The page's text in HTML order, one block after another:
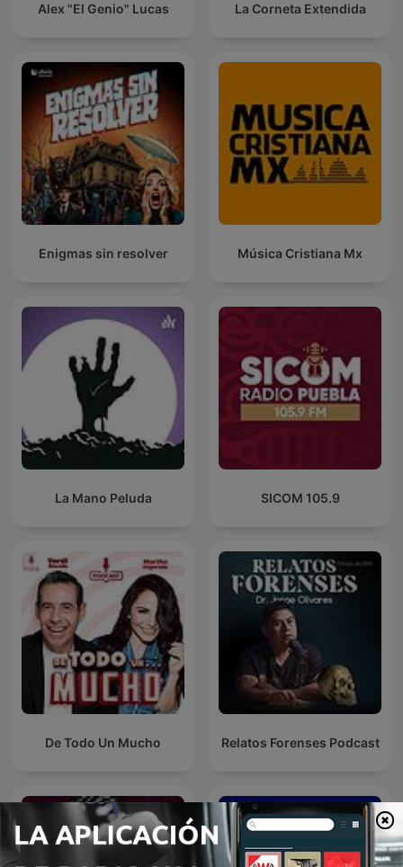
Alex "El Genio" Lucas La Corneta Extendida
Enigmas sin resolver Música Cristiana Mx
La Mano Peluda SICOM 105.9
De Todo Un Mucho Relatos Forenses Podcast